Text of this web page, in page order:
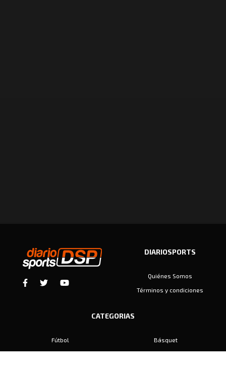
DIARIOSPORTS
Quiénes Somos
Términos y condiciones
CATEGORIAS
Fútbol
Básquet